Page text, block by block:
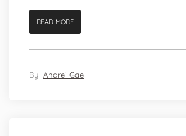
READ MORE
By Andrei Gae